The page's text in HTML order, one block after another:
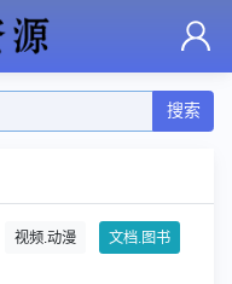
搜索
视频.动漫
文档.图书